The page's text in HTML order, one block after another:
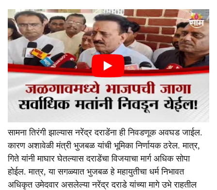
सामना तिरंगी झाल्यास नरेंद्र दराडेंना ही निवडणूक अवघड जाईल.
कारण अशावेळी मंत्री भुजबळ यांची भूमिका निर्णायक ठरेल. मात्र,
गिते यांनी माघार घेतल्यास दराडेंचा विजयाचा मार्ग अधिक सोपा
होईल. मात्र, या सगळ्यात भुजबळ हे महायुतीचा धर्म निभावत
अधिकृत उमेदवार असलेल्या नरेंद्र दराडे यांच्या मागे उभे राहतील